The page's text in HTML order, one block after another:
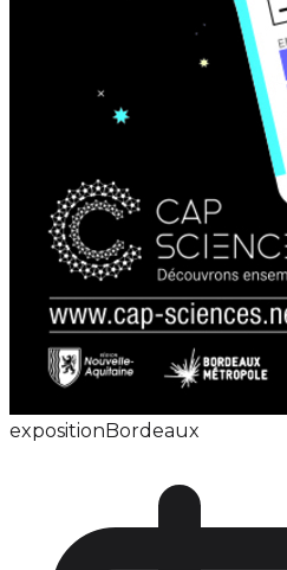
expositionBordeaux